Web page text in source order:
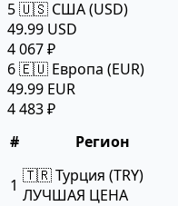
5🇺🇸 США (USD)
49.99 USD
4 067 ₽
6🇪🇺 Европа (EUR)
49.99 EUR
4 483 ₽
#
Регион
1 🇹🇷 Турция (TRY)
ЛУЧШАЯ ЦЕНА